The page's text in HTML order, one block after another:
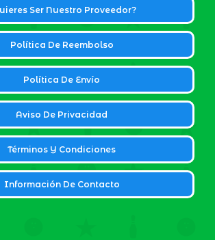
Ser Nuestro Proveedor?
Política De Reembolso
Política De Envío
Aviso De Privacidad
Términos Y Condiciones
Información De Contacto